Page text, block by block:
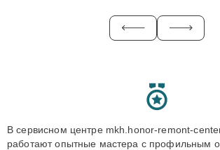
В сервисном центре mkh.honor-remont-
работают опытные мастера с профильным